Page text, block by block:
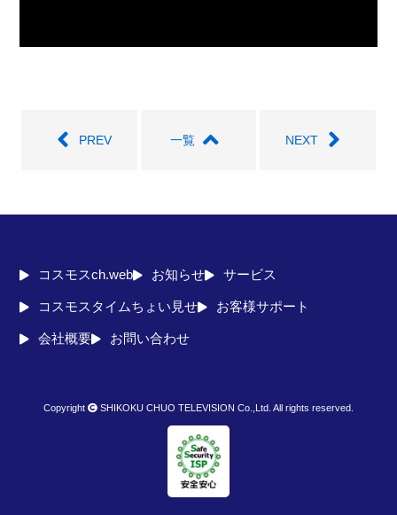
PREV 一覧 NEXT
コスモスch.web お知らせ サービス
コスモスタイムちょい見せ お客様サポート
会社概要 お問い合わせ
Copyright SHIKOKU CHUO TELEVISION Co.,Ltd. All rights reserved.